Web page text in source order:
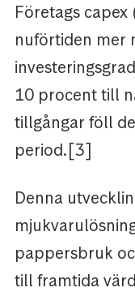
Företags
nuförtiden mer
10 procent till
tillgångar föll
period.[3]
Denna
pappersbruk
till framtida